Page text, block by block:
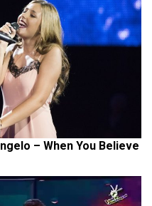
– When You Believe